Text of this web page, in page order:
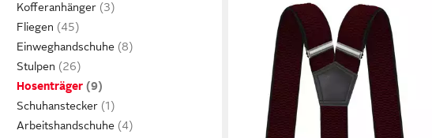
Kofferanhänger
Fliegen
Einweghandschuhe
Stulpen
Hosenträger
Schuhanstecker
Arbeitshandschuhe